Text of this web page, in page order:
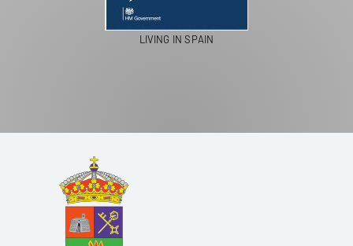
LIVING IN SPAIN